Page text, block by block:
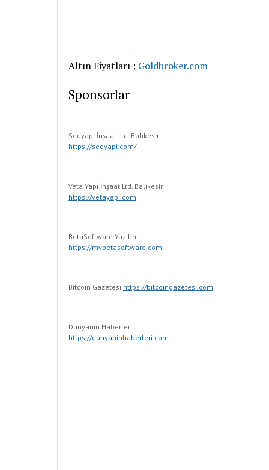
Altın Fiyatları : Goldbroker.com
Sponsorlar
Sedyapı İnşaat Ltd. Balıkesir
https://sedyapi.com/
Veta Yapı İnşaat Ltd. Balıkesir
https://vetayapi.com
BetaSoftware Yazılım
https://mybetasoftware.com
Bitcoin Gazetesi https://bitcoingazetesi.com
Dünyanın Haberleri
https://dunyaninhaberleri.com